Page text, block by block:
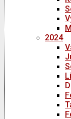
2024